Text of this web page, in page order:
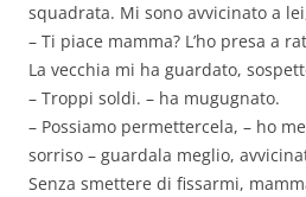
squadrata. Mi sono avvicinato a
– Ti piace mamma? L’ho presa a
La vecchia mi ha guardato,
– Troppi soldi. – ha mugugnato.
– Possiamo permettercela, – ho
sorriso – guardala meglio,
Senza smettere di fissarmi,